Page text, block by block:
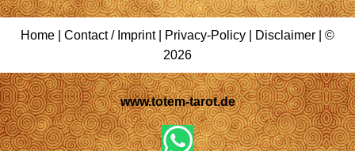
Home Contact / Imprint| Privacy-Policy Disclaimer | ©
2026
www.totem-tarot.de